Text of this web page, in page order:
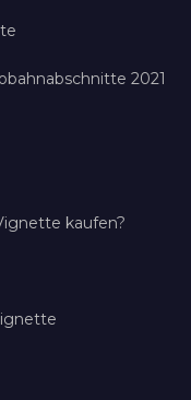
2021
kaufen?